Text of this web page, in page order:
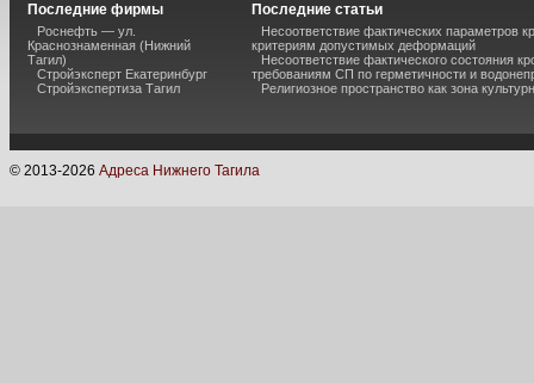
Последние фирмы
Роснефть — ул.
Краснознаменная (Нижний
Тагил)
Стройэксперт Екатеринбург
Стройэкспертиза Тагил
Последние статьи
Несоответствие фактических параметров
критериям допустимых деформаций
Несоответствие фактического состояния
требованиям СП по герметичности и
Религиозное пространство как зона
© 2013-2026 Адреса Нижнего Тагила